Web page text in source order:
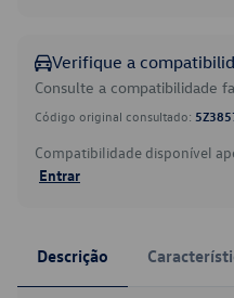
Verifique a
Consulte a compatibilidade
Código original consultado:
Compatibilidade disponível
Entrar
Descrição